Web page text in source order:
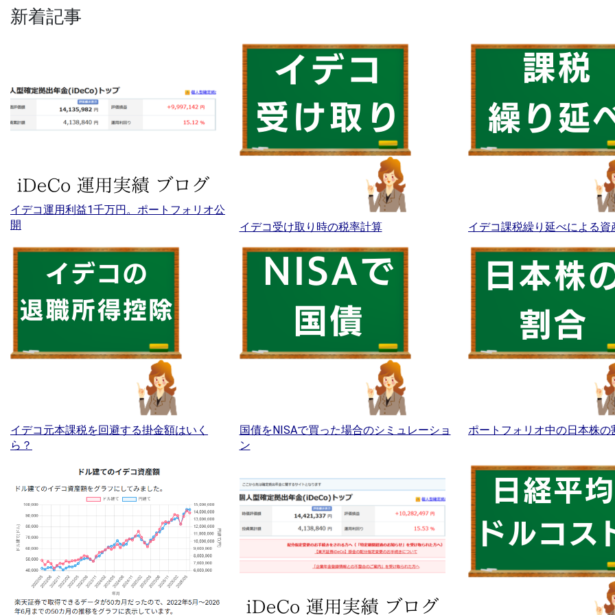
新着記事
イデコ運用利益1千万円。ポートフォリオ公
開
イデコ受け取り時の税率計算 イデコ課税繰り延べによる資
イデコ元本課税を回避する掛金額はいく
ら？
国債をNISAで買った場合のシミュレーショ
ン
ポートフォリオ中の日本株の